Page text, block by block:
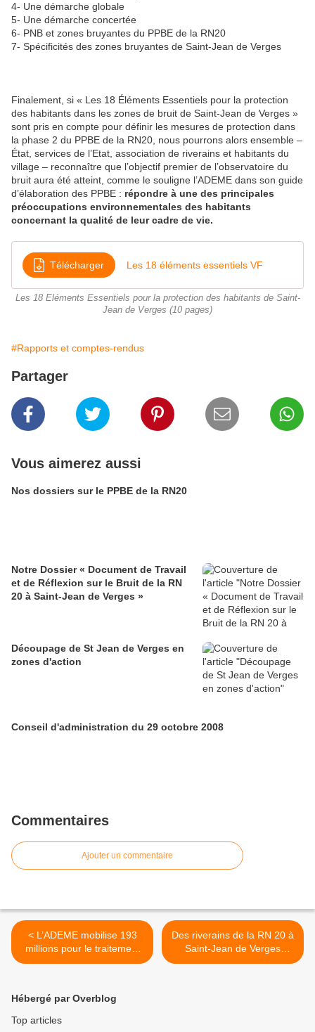
4- Une démarche globale
5- Une démarche concertée
6- PNB et zones bruyantes du PPBE de la RN20
7- Spécificités des zones bruyantes de Saint-Jean de Verges
Finalement, si « Les 18 Éléments Essentiels pour la protection
des habitants dans les zones de bruit de Saint-Jean de Verges »
sont pris en compte pour définir les mesures de protection dans
la phase 2 du PPBE de la RN20, nous pourrons alors ensemble –
État, services de l’Etat, association de riverains et habitants du
village – reconnaître que l’objectif premier de l’observatoire du
bruit aura été atteint, comme le souligne l’ADEME dans son guide
d’élaboration des PPBE : répondre à une des principales
préoccupations environnementales des habitants
concernant la qualité de leur cadre de vie.
Télécharger Les 18 éléments essentiels VF
Les 18 Eléments Essentiels pour la protection des habitants de Saint-
Jean de Verges (10 pages)
#Rapports et comptes-rendus
Partager
Vous aimerez aussi
Nos dossiers sur le PPBE de la RN20
Notre Dossier « Document de Travail
et de Réflexion sur le Bruit de la RN
20 à Saint-Jean de Verges »
Découpage de St Jean de Verges en
zones d'action
Conseil d'administration du 29 octobre 2008
Commentaires
Ajouter un commentaire
< L’ADEME mobilise 193
millions pour le traitement
des Points Noirs du Bruit
Des riverains de la RN 20 à
Saint-Jean de Verges
écrivent au préfet >
Hébergé par Overblog
Top articles